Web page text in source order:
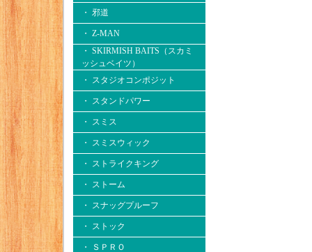
・ 邪道
・ Z-MAN
・ SKIRMISH BAITS（スカミ
ッシュベイツ）
・ スタジオコンポジット
・ スタンドパワー
・ スミス
・ スミスウィック
・ ストライクキング
・ ストーム
・ スナッグプルーフ
・ ストック
・ ＳＰＲＯ